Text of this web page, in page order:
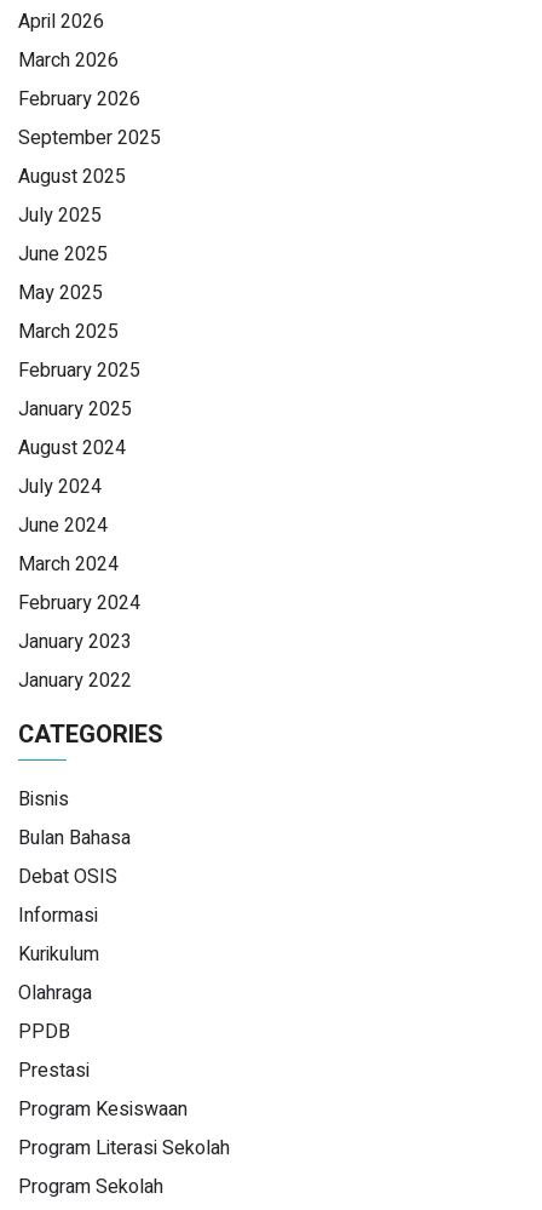
April 2026
March 2026
February 2026
September 2025
August 2025
July 2025
June 2025
May 2025
March 2025
February 2025
January 2025
August 2024
July 2024
June 2024
March 2024
February 2024
January 2023
January 2022
CATEGORIES
Bisnis
Bulan Bahasa
Debat OSIS
Informasi
Kurikulum
Olahraga
PPDB
Prestasi
Program Kesiswaan
Program Literasi Sekolah
Program Sekolah